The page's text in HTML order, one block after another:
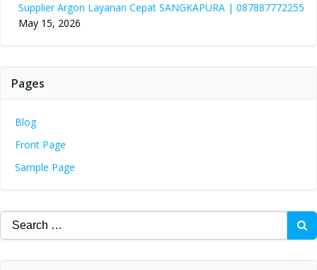
Supplier Argon Layanan Cepat SANGKAPURA | 087887772255
May 15, 2026
Pages
Blog
Front Page
Sample Page
Search
for: